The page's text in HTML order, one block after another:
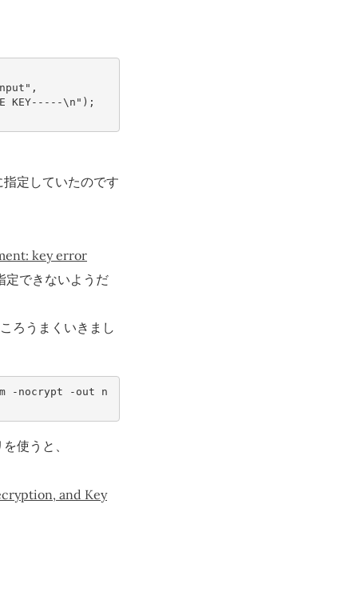
,
KEY-----\n" );
定していたのです
key error
定できないようだ
ろうまくいきまし
-nocrypt -out n
使うと、
and Key